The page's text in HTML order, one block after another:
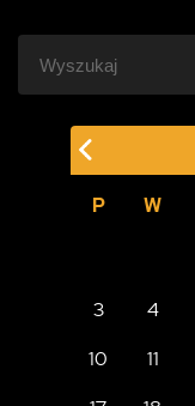
P W
3
4
10
11